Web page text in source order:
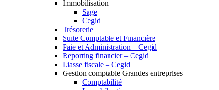
Immobilisation
Sage
Cegid
Trésorerie
Suite Comptable et Financière
Paie et Administration – Cegid
Reporting financier – Cegid
Liasse fiscale – Cegid
Gestion comptable Grandes entreprises
Comptabilité